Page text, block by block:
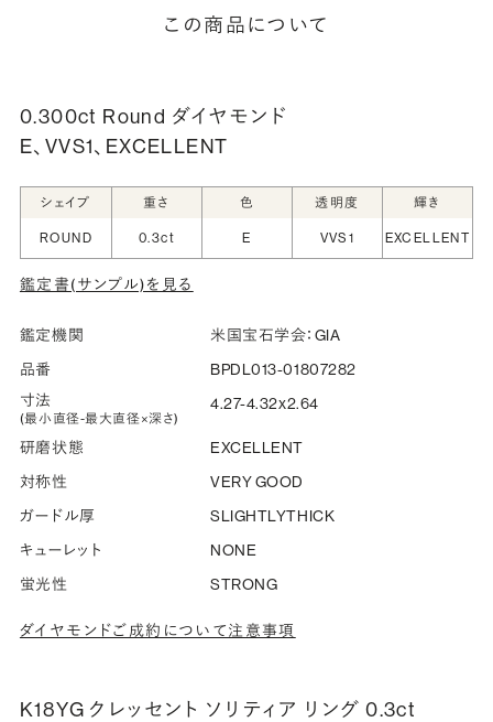
細は「商品仕様」欄をご確認ください）。
シークレットストーン：指輪の内側に留める宝石のこ
と
宝石を選んでセッティングすることができます。ショッピング
カート画面で、お好みの宝石をお選びください (有料)。
詳しく見る
この商品について
0.300ct Round ダイヤモンド
E、VVS1、EXCELLENT
シェイプ 重さ 色 透明度 輝き
ROUND 0.3ct E VVS1 EXCELLENT
鑑定書(サンプル)を見る
鑑定機関
米国宝石学会：GIA
品番
BPDL013-01807282
寸法
(最小直径-最大直径×深さ)
4.27-4.32x2.64
研磨状態
EXCELLENT
対称性
VERY GOOD
ガードル厚
SLIGHTLYTHICK
キューレット
NONE
蛍光性
STRONG
ダイヤモンドご成約について注意事項
K18YG クレッセント ソリティア リング 0.3ct